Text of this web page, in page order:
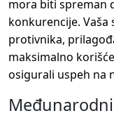
mora biti spreman
konkurencije.
protivnika,
maksimalno
osigurali uspeh na